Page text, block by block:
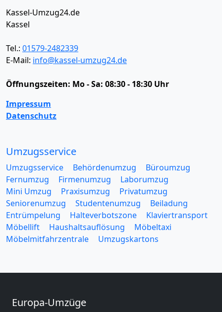
Kassel-Umzug24.de
Kassel
Tel.: 01579-2482339
E-Mail: info@kassel-umzug24.de
Öffnungszeiten: Mo - Sa: 08:30 - 18:30 Uhr
Impressum
Datenschutz
Umzugsservice
Umzugsservice Behördenumzug
Büroumzug
Fernumzug
Firmenumzug
Laborumzug
Mini Umzug
Praxisumzug
Privatumzug
Seniorenumzug
Studentenumzug
Beiladung
Entrümpelung
Halteverbotszone
Klaviertransport
Möbellift
Haushaltsauflösung
Möbeltaxi
Möbelmitfahrzentrale
Umzugskartons
Europa-Umzüge